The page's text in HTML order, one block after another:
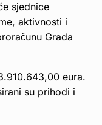
sjednice
aktivnosti i
Grada
eura.
su prihodi i